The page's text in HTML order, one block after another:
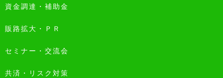
資金調達・補助金
販路拡大・ＰＲ
セミナー・交流会
共済・リスク対策